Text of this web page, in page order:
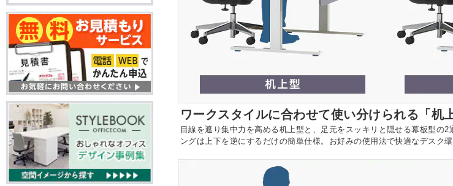
ワークスタイルに合わせて使い分けられる「机
目線を遮り集中力を高める机上型と、足元をスッキリと隠せる幕板型の
ングは上下を逆にするだけの簡単仕様。お好みの使用法で快適なデスク